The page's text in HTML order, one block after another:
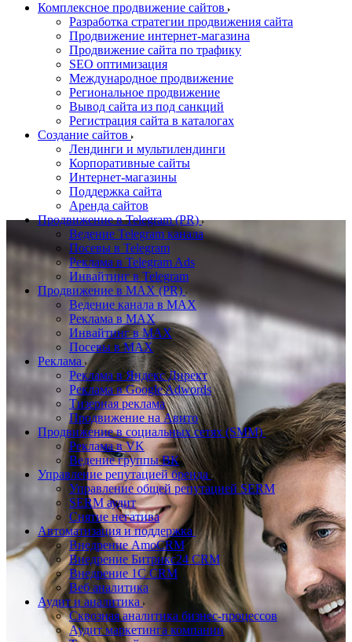
Комплексное продвижение сайтов
Разработка стратегии продвижения сайта
Продвижение интернет-магазина
Продвижение сайта по трафику
SEO оптимизация
Международное продвижение
Региональное продвижение
Вывод сайта из под санкций
Регистрация сайта в каталогах
Создание сайтов
Лендинги и мультилендинги
Корпоративные сайты
Интернет-магазины
Поддержка сайта
Аренда сайтов
Продвижение в Telegram (PR)
Ведение Telegram канала
Посевы в Telegram
Реклама в Telegram Ads
Инвайтинг в Telegram
Продвижение в MAX (PR)
Ведение канала в MAX
Реклама в MAX
Инвайтинг в MAX
Посевы в MAX
Реклама
Реклама в Яндекс Директ
Реклама в Google Adwords
Тизерная реклама
Продвижение на Авито
Продвижение в социальных сетях (SMM)
Реклама в VK
Ведение группы ВК
Управление репутацией бренда
Управление общей репутацией SERM
SERM аудит
Снятие негатива
Автоматизация и поддержка
Внедрение AmoCRM
Внедрение Битрикс24 CRM
Внедрение 1C CRM
Веб аналитика
Аудит и аналитика
Сквозная аналитика бизнес-процессов
Аудит маркетинга компании